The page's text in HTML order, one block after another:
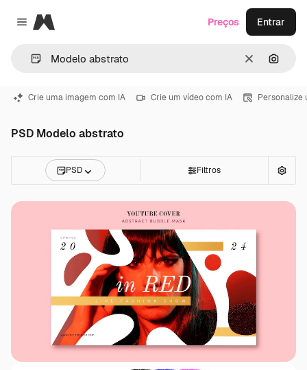
Close menu
Magnific
Limpar
Preços Entrar
Crie uma imagem com IA Crie um vídeo com IA Personalize
PSD Modelo abstrato
PSD Filtros